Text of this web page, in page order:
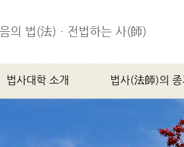
의 법(法)ㆍ전법하는 사(師)
법사대학 소개 법사(法師)의